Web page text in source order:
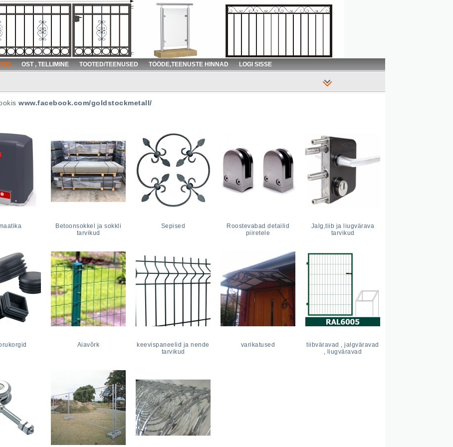
OST , TELLIMINE TOOTED/TEENUSED TÖÖDE,TEENUSTE HINNAD LOGI SISSE
www.facebook.com/goldstockmetall/
Betoonsokkel ja sokkli
tarvikud
Sepised
Roostevabad detailid
piiretele
Jalg,tiib ja liugvärava
tarvikud
Aiavõrk
keevispaneelid ja nende
tarvikud
varikatused
tiibväravad , jalgväravad
, liugväravad